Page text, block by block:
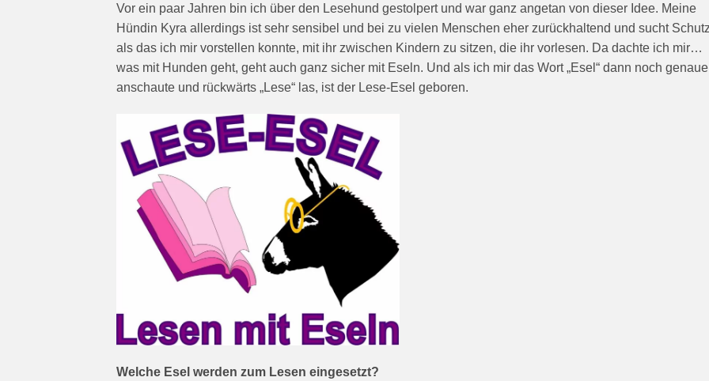
Vor ein paar Jahren bin ich über den Lesehund gestolpert und war ganz angetan von dieser Idee. Meine
Hündin Kyra allerdings ist sehr sensibel und bei zu vielen Menschen eher zurückhaltend und sucht
als das ich mir vorstellen konnte, mit ihr zwischen Kindern zu sitzen, die ihr vorlesen. Da dachte ich mir…
was mit Hunden geht, geht auch ganz sicher mit Eseln. Und als ich mir das Wort „Esel“ dann noch
anschaute und rückwärts „Lese“ las, ist der Lese-Esel geboren.
Welche Esel werden zum Lesen eingesetzt?